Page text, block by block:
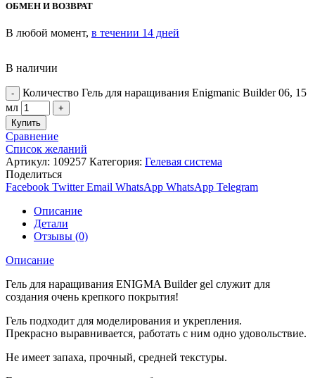
ОБМЕН И ВОЗВРАТ
В любой момент, в течении 14 дней
В наличии
Количество Гель для наращивания Enigmanic Builder 06, 15
мл
Купить
Сравнение
Список желаний
Артикул: 109257 Категория: Гелевая система
Поделиться
Facebook Twitter Email WhatsApp WhatsApp Telegram
Описание
Детали
Отзывы (0)
Описание
Гель для наращивания ENIGMA Builder gel служит для
создания очень крепкого покрытия!
Гель подходит для моделирования и укрепления.
Прекрасно выравнивается, работать с ним одно удовольствие.
Не имеет запаха, прочный, средней текстуры.